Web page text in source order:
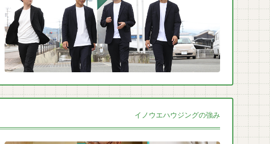
イノウエハウジングの強み